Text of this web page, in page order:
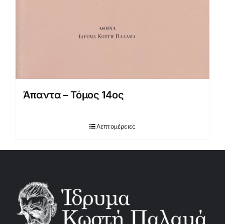
Άπαντα – Τόμος 14ος
Λεπτομέρειες